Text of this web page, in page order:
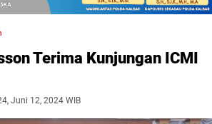
Terima Kunjungan ICMI
Juni 12, 2024 WIB